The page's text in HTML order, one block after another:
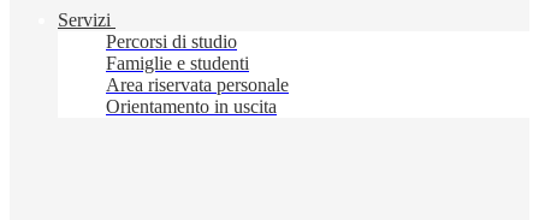
Servizi
Percorsi di studio
Famiglie e studenti
Area riservata personale
Orientamento in uscita